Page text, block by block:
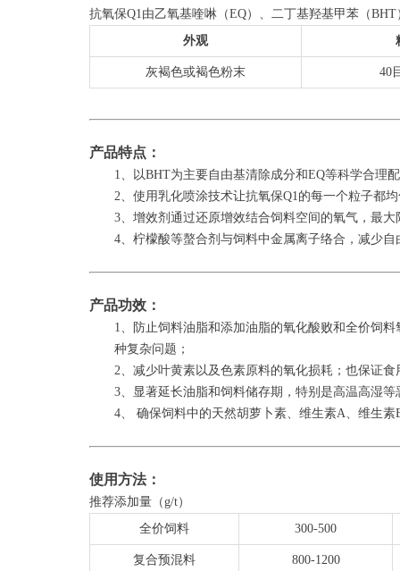
抗氧保Q1由乙氧基喹啉（EQ）、二丁基羟基甲苯（
外观
灰褐色或褐色粉末 40
产品特点：
1、以BHT为主要自由基清除成分和EQ等科学合理
2、使用乳化喷涂技术让抗氧保Q1的每一个粒子都
3、增效剂通过还原增效结合饲料空间的氧气，最
4、柠檬酸等螯合剂与饲料中金属离子络合，减少
产品功效：
1、防止饲料油脂和添加油脂的氧化酸败和全价饲
种复杂问题；
2、减少叶黄素以及色素原料的氧化损耗；也保证
3、显著延长油脂和饲料储存期，特别是高温高湿
4、 确保饲料中的天然胡萝卜素、维生素A、维生
使用方法：
推荐添加量（g/t）
全价饲料
300-500
复合预混料 800-1200